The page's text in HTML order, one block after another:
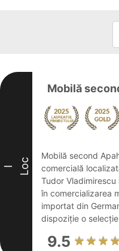
I Loc
Mobilă
Mobilă second
comercială
Tudor
în comercializarea
importat din
dispoziție o
9.5